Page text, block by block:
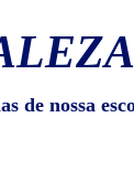
de nossa